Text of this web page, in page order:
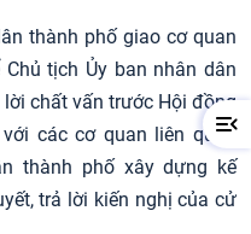
thành phố giao cơ quan
tịch Ủy ban nhân dân
chất vấn trước Hội đồng
các cơ quan liên quan
thành phố xây dựng kế
trả lời kiến nghị của cử